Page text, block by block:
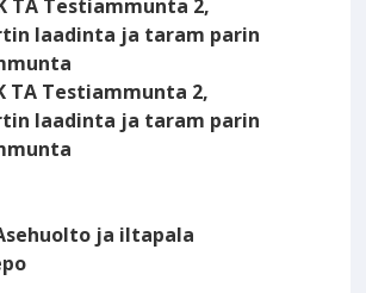
TA Testiammunta 2,
laadinta ja taram parin
TA Testiammunta 2,
laadinta ja taram parin
ja iltapala